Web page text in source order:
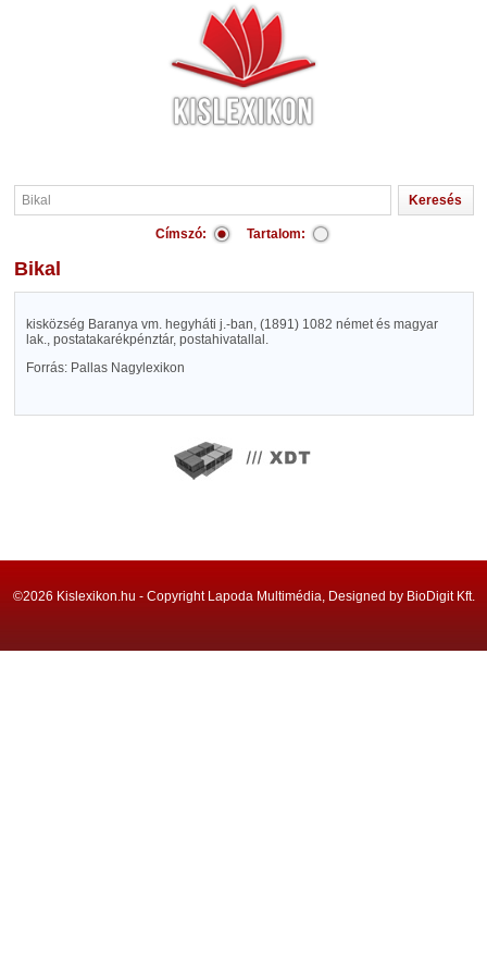
Címszó: Tartalom:
Bikal
kisközség Baranya vm. hegyháti j.-ban, (1891) 1082 német és magyar
lak., postatakarékpénztár, postahivatallal.
Forrás: Pallas Nagylexikon
©2026 Kislexikon.hu - Copyright Lapoda Multimédia, Designed by BioDigit Kft.